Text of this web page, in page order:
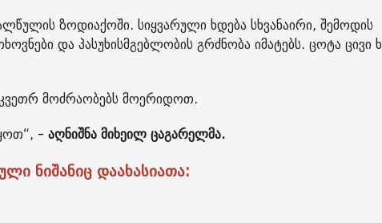
ზოდიაქოში. სიყვარული ხდება სხვანაირი, შემოდის
და პასუხისმგებლობის გრძნობა იმატებს. ცოტა ცივი
მოძრაობებს მოერიდოთ.
- აღნიშნა მიხეილ ცაგარელმა.
ნიშანიც დაახასიათა: